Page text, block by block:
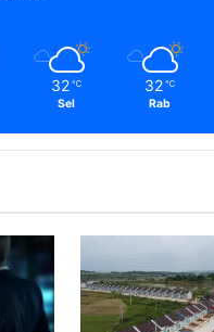
32 ℃
Sel
32 ℃
Rab